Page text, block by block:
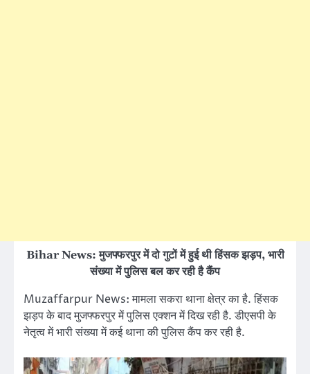
Bihar News: मुजफ्फरपुर में दो गुटों में हुई थी हिंसक झड़प, भारी
संख्या में पुलिस बल कर रही है कैंप
Muzaffarpur News: मामला सकरा थाना क्षेत्र का है. हिंसक
झड़प के बाद मुजफ्फरपुर में पुलिस एक्शन में दिख रही है. डीएसपी के
नेतृत्व में भारी संख्या में कई थाना की पुलिस कैंप कर रही है.